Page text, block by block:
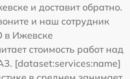
и доставит обратно.
и наш сотрудник
в Ижевске
стоимость работ над
[dataset:services:name]